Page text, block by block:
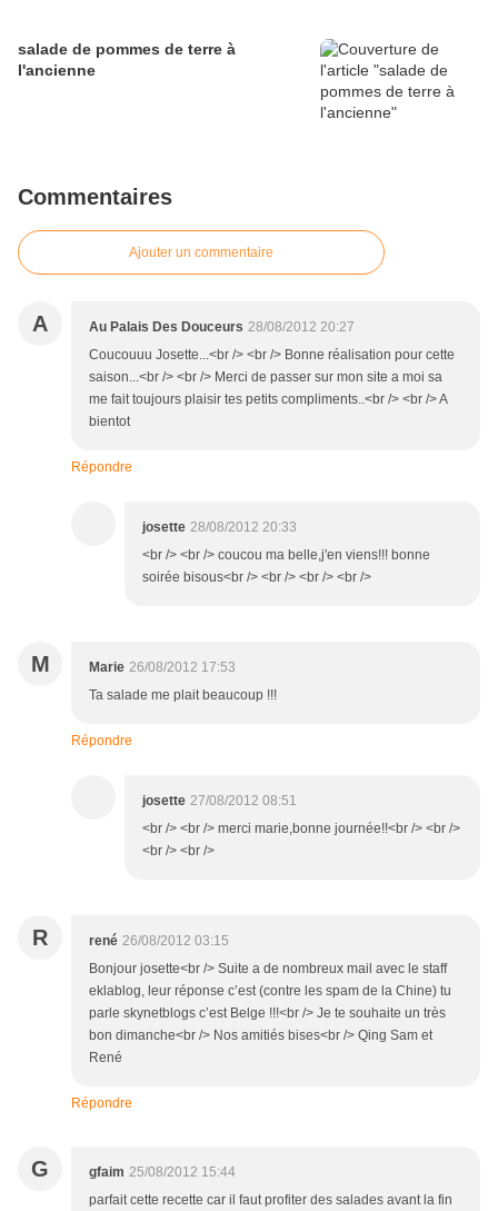
salade de pommes de terre à
l'ancienne
Commentaires
Ajouter un commentaire
A Au Palais Des Douceurs 28/08/2012 20:27
Coucouuu Josette...<br /> <br /> Bonne réalisation pour cette
saison...<br /> <br /> Merci de passer sur mon site a moi sa
me fait toujours plaisir tes petits compliments..<br /> <br /> A
bientot
Répondre
josette 28/08/2012 20:33
<br /> <br /> coucou ma belle,j'en viens!!! bonne
soirée bisous<br /> <br /> <br /> <br />
M Marie 26/08/2012 17:53
Ta salade me plait beaucoup !!!
Répondre
josette 27/08/2012 08:51
<br /> <br /> merci marie,bonne journée!!<br /> <br />
<br /> <br />
R rené 26/08/2012 03:15
Bonjour josette<br /> Suite a de nombreux mail avec le staff
eklablog, leur réponse c’est (contre les spam de la Chine) tu
parle skynetblogs c’est Belge !!!<br /> Je te souhaite un très
bon dimanche<br /> Nos amitiés bises<br /> Qing Sam et
René
Répondre
G gfaim 25/08/2012 15:44
parfait cette recette car il faut profiter des salades avant la fin